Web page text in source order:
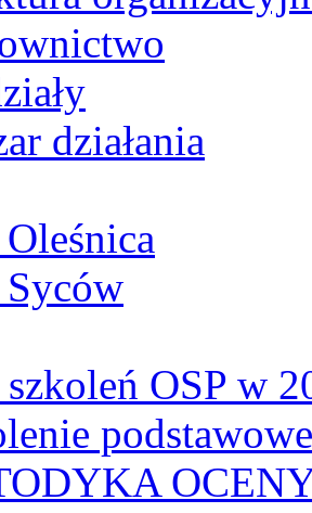
działania
OSP w